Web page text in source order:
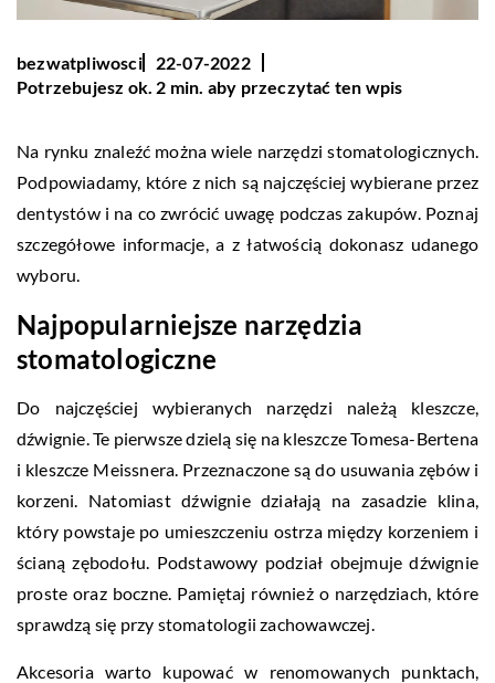
bezwatpliwosci
22-07-2022
Potrzebujesz ok. 2 min. aby przeczytać ten wpis
Na rynku znaleźć można wiele narzędzi stomatologicznych.
Podpowiadamy, które z nich są najczęściej wybierane przez
dentystów i na co zwrócić uwagę podczas zakupów. Poznaj
szczegółowe informacje, a z łatwością dokonasz udanego
wyboru.
Najpopularniejsze narzędzia
stomatologiczne
Do najczęściej wybieranych narzędzi należą kleszcze,
dźwignie. Te pierwsze dzielą się na kleszcze Tomesa-Bertena
i kleszcze Meissnera. Przeznaczone są do usuwania zębów i
korzeni. Natomiast dźwignie działają na zasadzie klina,
który powstaje po umieszczeniu ostrza między korzeniem i
ścianą zębodołu. Podstawowy podział obejmuje dźwignie
proste oraz boczne. Pamiętaj również o narzędziach, które
sprawdzą się przy stomatologii zachowawczej.
Akcesoria warto kupować w renomowanych punktach,